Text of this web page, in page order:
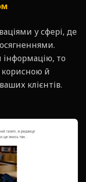
у сфері, де
то
корисною й
клієнтів.